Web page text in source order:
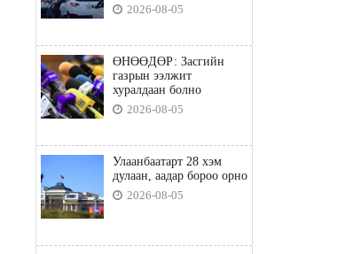
хамаарахгүй тээврийн
хэрэгслүүд
2026-08-05
ӨНӨӨДӨР: Засгийн
газрын ээлжит
хуралдаан болно
2026-08-05
Улаанбаатарт 28 хэм
дулаан, аадар бороо орно
2026-08-05